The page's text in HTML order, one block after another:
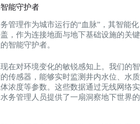
能守护者
管理作为城市运行的“血脉”，其智能化
，作为连接地面与地下基础设施的关键
智能守护者。
在对环境变化的敏锐感知上。我们的智
传感器，能够实时监测井内水位、水质
浓度等参数。这些数据通过无线网络实
务管理人员提供了一扇洞察地下世界的